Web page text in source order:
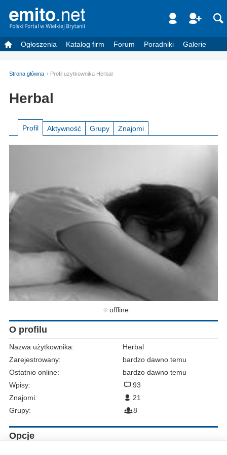
Ogłoszenia Katalog firm Forum Poradniki Galerie
Strona główna Profil użytkownika Herbal
Herbal
Profil Aktywność Grupy Znajomi
offline
O profilu
Nazwa użytkownika:
Herbal
Zarejestrowany:
bardzo dawno temu
Ostatnio online:
bardzo dawno temu
Wpisy:
93
Znajomi:
21
Grupy:
8
Opcje